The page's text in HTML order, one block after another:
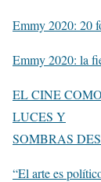
Emmy 2020: 20
Emmy 2020: la
EL CINE
LUCES Y
SOMBRAS
“El arte es